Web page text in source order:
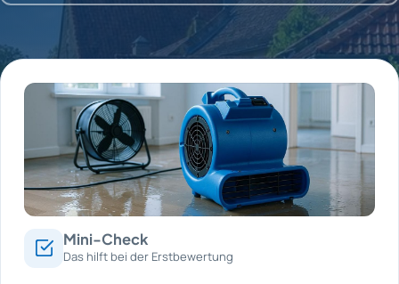
Mini-Check
Das hilft bei der Erstbewertung